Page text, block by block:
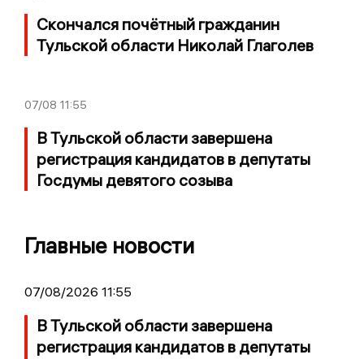
Скончался почётный гражданин
Тульской области Николай Глаголев
07/08 11:55
В Тульской области завершена
регистрация кандидатов в депутаты
Госдумы девятого созыва
Главные новости
07/08/2026 11:55
В Тульской области завершена
регистрация кандидатов в депутаты